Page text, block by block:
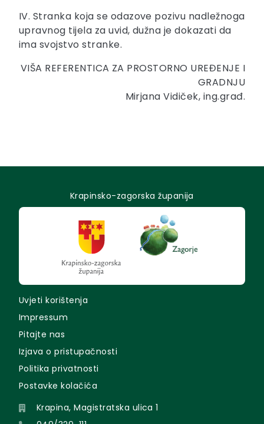
IV. Stranka koja se odazove pozivu nadležnoga
upravnog tijela za uvid, dužna je dokazati da
ima svojstvo stranke.
VIŠA REFERENTICA ZA PROSTORNO UREĐENJE I
GRADNJU
Mirjana Vidiček, ing.građ.
Krapinsko-zagorska županija
Uvjeti korištenja
Impressum
Pitajte nas
Izjava o pristupačnosti
Politika privatnosti
Postavke kolačića
Krapina, Magistratska ulica 1